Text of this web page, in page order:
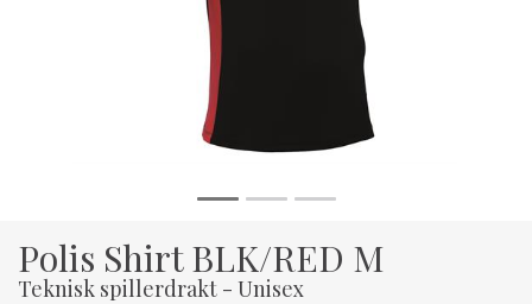
Polis Shirt BLK/RED M
Teknisk spillerdrakt - Unisex